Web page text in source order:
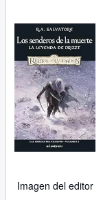
Arte y coleccionismo
Vendedores
Comenzar a vender
Ayuda
Imagen del editor